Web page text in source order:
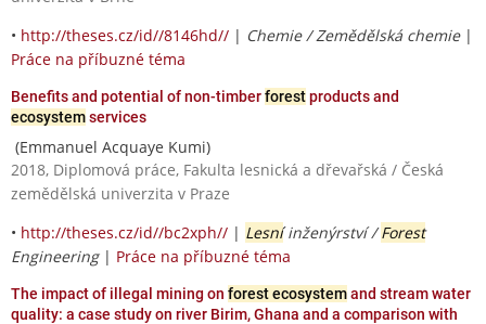
• http://theses.cz/id//8146hd// | Chemie / Zemědělská chemie|
Práce na příbuzné téma
Benefits and potential of non-timberforestproducts and
ecosystemservices
(Emmanuel Acquaye Kumi)
2018, Diplomová práce, Fakulta lesnická a dřevařská / Česká
zemědělská univerzita v Praze
• http://theses.cz/id//bc2xph// | Lesníinženýrství /Forest
Engineering| Práce na příbuzné téma
The impact of illegal mining on forest ecosystemand stream water
quality: a case study on river Birim, Ghana and a comparison with